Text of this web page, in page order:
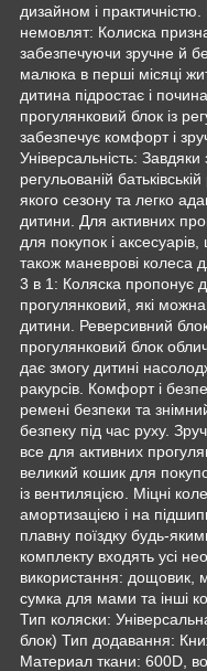
дизайном і
немовлят: Колиска
забезпечуючи зручне й
малюка в перші місяці
дитина підростає і
прогулянковий блок із
забезпечує комфорт і
Універсальність:
регульованій
якого сезону та легко
дитини. Для активних
для покупок і
також маневрові колеса
3 в 1: Коляска пропонує
прогулянковий, які
дитини. Реверсивний
прогулянковий блок
дає змогу дитині
ракурсів. Комфорт і
ремені безпеки та
безпеку під час руху.
все для активних
великий кошик для
із вентиляцією. Міцні
амортизацією і на
плавну поїздку будь-
комплекту входять усі
використання: дощовик,
сумка для мами та інші
Тип коляски:
блок) Тип додавання:
Материал ткани: 600D,